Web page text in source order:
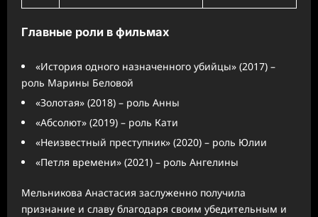
Главные роли в фильмах
«История одного назначенного убийцы» (2017) –
роль Марины Беловой
«Золотая» (2018) – роль Анны
«Абсолют» (2019) – роль Кати
«Неизвестный преступник» (2020) – роль Юлии
«Петля времени» (2021) – роль Ангелины
Мельникова Анастасия заслуженно получила
признание и славу благодаря своим убедительным и